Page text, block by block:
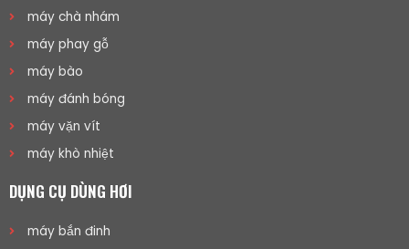
máy chà nhám
máy phay gỗ
máy bào
máy đánh bóng
máy vặn vít
máy khò nhiệt
DỤNG CỤ DÙNG HƠI
máy bắn đinh